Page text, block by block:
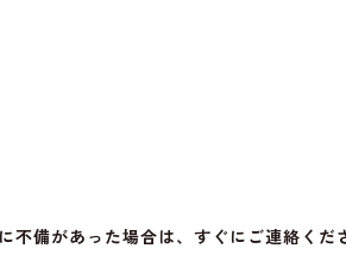
備があった場合は、すぐにご連絡くだ